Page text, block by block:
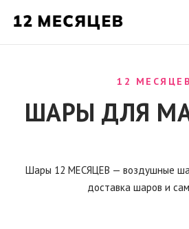
12 МЕСЯЦЕВ
ШАРЫ ДЛЯ
Шары 12 МЕСЯЦЕВ — воздушные
доставка шаров и